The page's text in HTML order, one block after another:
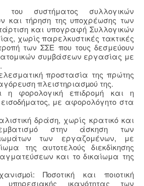
συστήματος συλλογικών
και τήρηση της υποχρέωσης των
και υπογραφή Συλλογικών
χωρίς παρελκυστικές τακτικές
των ΣΣΕ που τους δεσμεύουν
συμβάσεων εργασίας με
προστασία της πρώτης
πλειστηριασµού της.
φορολογική επιδρομή και η
με αφορολόγητο στα
δράση, χωρίς κρατικό και
στην άσκηση των
των εργαζομένων, με
της αυτοτελούς διεκδίκησης
και το δικαίωμα της
Ποσοτική και ποιοτική
ικανότητας των